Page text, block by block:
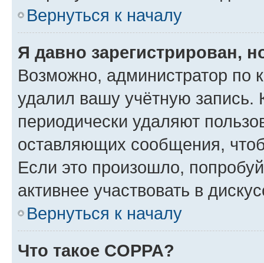
Вернуться к началу
Я давно зарегистрирован,
Возможно, администратор по
удалил вашу учётную запись.
периодически удаляют
оставляющих сообщения,
Если это произошло,
активнее участвовать в
Вернуться к началу
Что такое COPPA?